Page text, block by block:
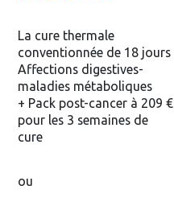
La cure thermale
conventionnée de 18 jours
Affections digestives-
maladies métaboliques
+ Pack post-cancer à 209 €
pour les 3 semaines de
cure
ou